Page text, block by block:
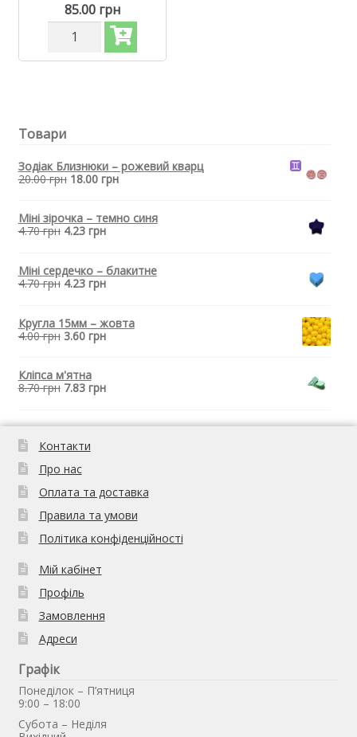
85.00грн
Силіконовий
гризунець,
прорізувач
Рожевий
кількість
Товари
Зодіак Близнюки – рожевий кварц
20.00грн 18.00грн
Міні зірочка – темно синя
4.70грн 4.23грн
Міні сердечко – блакитне
4.70грн 4.23грн
Кругла 15мм – жовта
4.00грн 3.60грн
Кліпса м'ятна
8.70грн 7.83грн
Контакти
Про нас
Оплата та доставка
Правила та умови
Політика конфіденційності
Мій кабінет
Профіль
Замовлення
Адреси
Графік
Понеділок – П’ятниця
9:00 – 18:00
Субота – Неділя